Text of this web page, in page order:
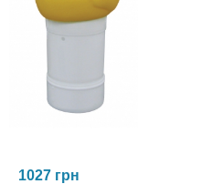
1027 грн